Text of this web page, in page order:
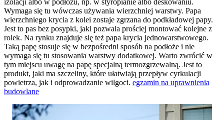
Wymaga się tu wówczas używania wierzchniej warstwy. Papa
wierzchniego krycia z kolei zostaje zgrzana do podkładowej papy.
Jest to pas bez posypki, jaki pozwala prościej montować kolejne z
rolek. Na rynku znajduje się też papa krycia jednowarstwowego.
Taką papę stosuje się w bezpośredni sposób na podłoże i nie
wymaga się tu stosowania warstwy dodatkowej. Warto zwrócić w
tym miejscu uwagę na papę specjalną termozgrzewalną. Jest to
produkt, jaki ma szczeliny, które ułatwiają przepływ cyrkulacji
powietrza, jak i odprowadzanie wilgoci. egzamin na uprawnienia
budowlane